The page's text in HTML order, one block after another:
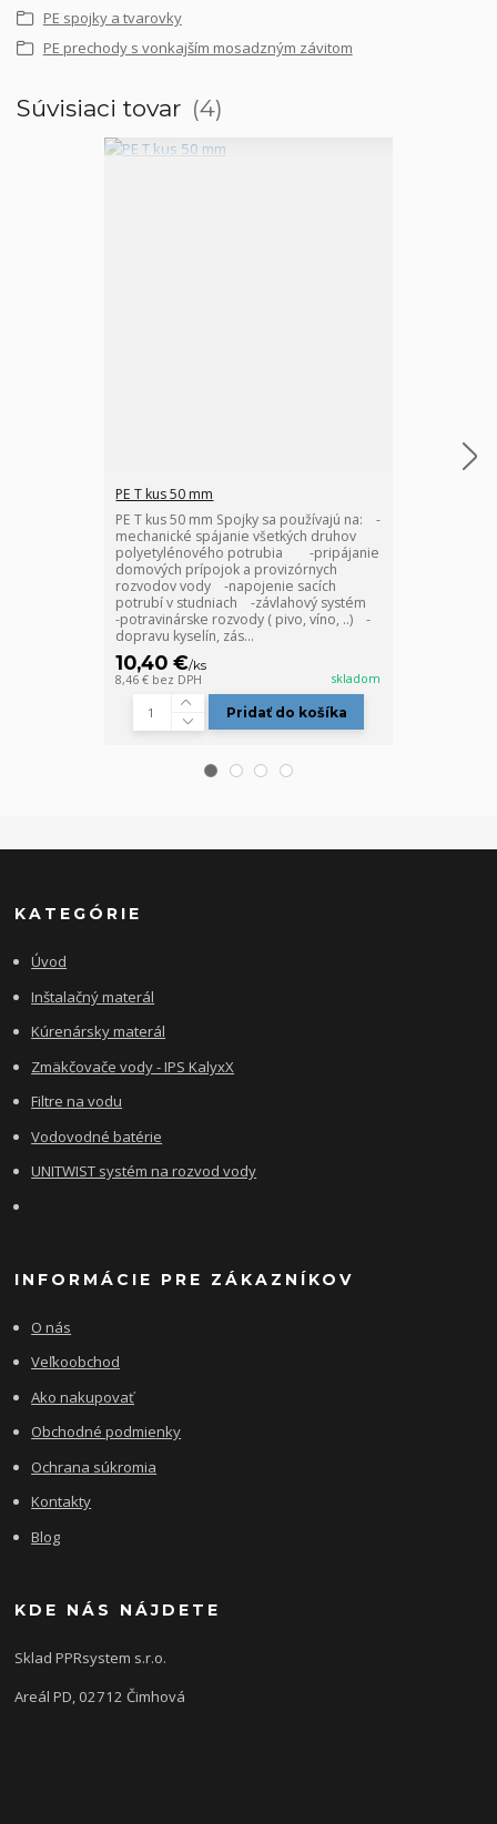
PE spojky a tvarovky
PE prechody s vonkajším mosadzným závitom
Súvisiaci tovar 4
PE T kus 50 mm
PE T kus 50 mm Spojky sa používajú na: -
mechanické spájanie všetkých druhov
polyetylénového potrubia -pripájanie
domových prípojok a provizórnych
rozvodov vody -napojenie sacích
potrubí v studniach -závlahový systém
-potravinárske rozvody ( pivo, víno, ..) -
dopravu kyselín, zás...
10,40 €/ks
8,46 € bez DPH skladom
Pridať do košíka
KATEGÓRIE
Úvod
Inštalačný materál
Kúrenársky materál
Zmäkčovače vody - IPS KalyxX
Filtre na vodu
Vodovodné batérie
UNITWIST systém na rozvod vody
INFORMÁCIE PRE ZÁKAZNÍKOV
O nás
Veľkoobchod
Ako nakupovať
Obchodné podmienky
Ochrana súkromia
Kontakty
Blog
KDE NÁS NÁJDETE
Sklad PPRsystem s.r.o.
Areál PD, 02712 Čimhová